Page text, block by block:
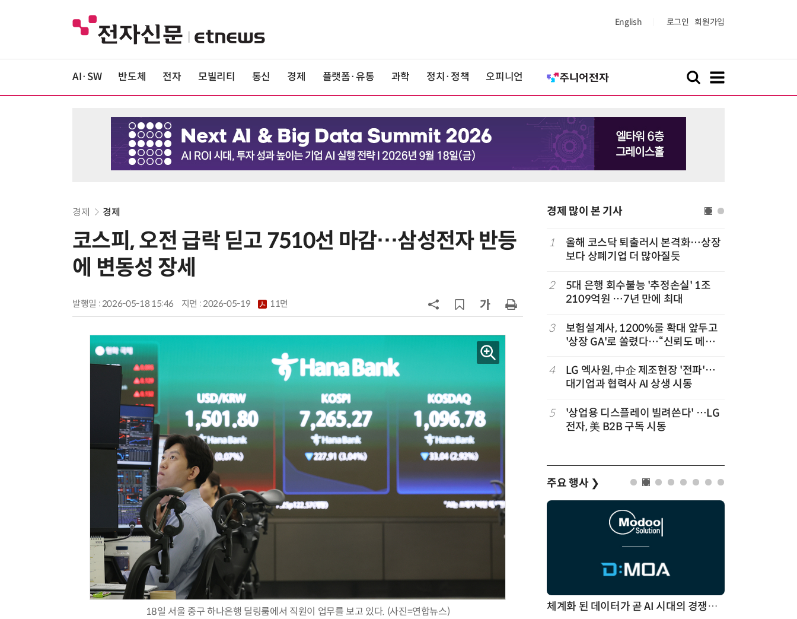
English 로그인 회원가입
AI·SW 반도체 전자 모빌리티 통신 경제 플랫폼·유통 과학 정치·정책 오피니언
경제 경제
코스피, 오전 급락 딛고 7510선 마감…삼성전자 반등
에 변동성 장세
발행일 : 2026-05-18 15:46 지면 :2026-05-19 11면
18일 서울 중구 하나은행 딜링룸에서 직원이 업무를 보고 있다. (사진=연합뉴스)
경제 많이 본 기사
6
'게이밍위크' 삼성전자-LG전자 유럽
주가 부양 '총력전'
9
한은 금 매입 나섰지만…개인투자자
10
경찰 압수 코인, 두나무가 보관한
다…최종 낙찰자 선정
1
올해 코스닥 퇴출러시 본격화…상장
보다 상폐기업 더 많아질듯
2
5대 은행 회수불능 '추정손실' 1조
2109억원 …7년 만에 최대
3
보험설계사, 1200%룰 확대 앞두고
'상장 GA'로 쏠렸다…“신뢰도 메리
4
LG 엑사원, 中企 제조현장 '전파'…
대기업과 협력사 AI 상생 시동
5
'상업용 디스플레이 빌려쓴다' …LG
전자, 美 B2B 구독 시동
주요 행사 ❯
AI Native Enterprise를 지원하는 AI Ready Data 플랫폼 활용 전략 체계화 된 데이터가 곧 AI 시대의 경쟁력이다